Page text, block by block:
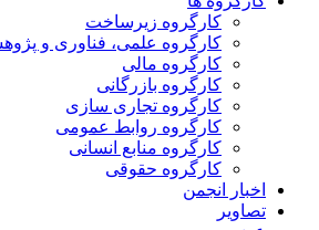
کارگروه زیرساخت
کارگروه علمی، فناوری و
کارگروه مالی
کارگروه بازرگانی
کارگروه تجاری سازی
کارگروه روابط عمومی
کارگروه منابع انسانی
کارگروه حقوقی
اخبار انجمن
تصاویر